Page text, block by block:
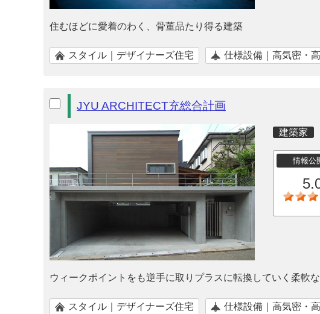
住むほどに愛着のわく、骨董品たり得る建築
スタイル｜デザイナーズ住宅 仕様設備｜高気密・
JYU ARCHITECT充総合計画
建築家
情報公
ウィークポイントをも逆手に取りプラスに転換していく柔軟
スタイル｜デザイナーズ住宅 仕様設備｜高気密・